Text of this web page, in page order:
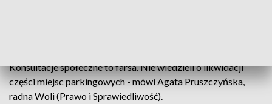
Konsultacje społeczne to farsa. Nie wiedzieli o likwidacji
części miejsc parkingowych - mówi Agata Pruszczyńska,
radna Woli (Prawo i Sprawiedliwość).